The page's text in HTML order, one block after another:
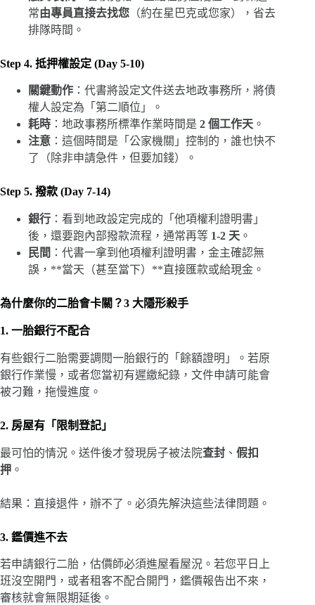
常由專員直接去找您 （約在星巴克或您家），省去
排隊時間。
Step 4. 抵押權設定 (Day 5-10)
關鍵動作 ：代書將設定文件送去地政事務所，將債
權人設定為「第二順位」。
耗時 ：地政事務所標準作業時間是 2 個工作天 。
注意 ：這個時間是「公家機關」控制的，誰也快不
了（除非申請急件，但要加錢）。
Step 5. 撥款 (Day 7-14)
銀行 ：看到地政設定完成的「他項權利證明書」
後，還要跑內部撥款流程，通常再等 1-2 天 。
民間 ：代書一拿到他項權利證明書，金主確認無
誤，**當天（甚至當下）**直接匯款或給現金。
為什麼你的二胎會卡關？3 大隱形殺手
1. 一胎銀行不配合
有些銀行二胎需要調閱一胎銀行的「餘額證明」。若原
銀行作業慢，或者您當初有遲繳紀錄，文件申請可能會
被刁難，拖慢進度。
2. 房屋有「限制登記」
最可怕的情況。送件後才發現房子被法院查封 、 假扣
押 。
結果：直接退件，辦不了。必須先解決這些法律問題。
3. 鑑價進不去
若申請銀行二胎，估價師必須進屋看屋況。若您平日上
班沒空開門，或者租客不配合開門，鑑價報告出不來，
審核就會無限期延後。